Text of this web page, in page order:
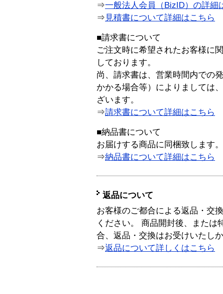
⇒一般法人会員（BizID）の詳細
⇒ 見積書について詳細はこちら
■請求書について
ご注文時に希望されたお客様に
しております。
尚、請求書は、営業時間内での
かかる場合等）によりましては
ざいます。
⇒請求書について詳細はこちら
■納品書について
お届けする商品に同梱致します。
⇒納品書について詳細はこちら
返品について
お客様のご都合による返品・交
ください。 商品開封後、または
合、返品・交換はお受けいたし
⇒返品について詳しくはこちら